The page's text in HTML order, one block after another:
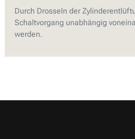
Durch Drosseln der
Schaltvorgang unabhängig
werden.